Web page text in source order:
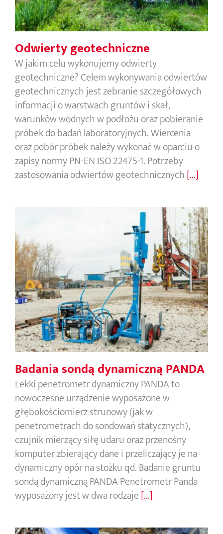
Odwierty geotechniczne
W jakim celu wykonujemy odwierty
geotechniczne? Celem wykonywania odwiertów
geotechnicznych jest zebranie szczegółowych
informacji o warstwach gruntów i skał,
warunków wodnych w podłożu oraz pobieranie
próbek do badań laboratoryjnych. Wiercenia
oraz pobór próbek należy wykonać w oparciu o
zapisy normy PN-EN ISO 22475-1. Potrzeby
zastosowania odwiertów geotechnicznych [...]
Badania sondą dynamiczną PANDA
Badania sondą dynamiczną PANDA
Lekki penetrometr dynamiczny PANDA to
nowoczesne urządzenie wyposażone w
głębokościomierz strunowy (jak w
penetrometrach do sondowań statycznych),
czujnik mierzący siłę udaru oraz przenośny
komputer zbierający dane i przeliczający je na
dynamiczny opór na stożku qd. Badanie gruntu
sondą dynamiczną PANDA Penetrometr Panda
wyposażony jest w dwa rodzaje[...]